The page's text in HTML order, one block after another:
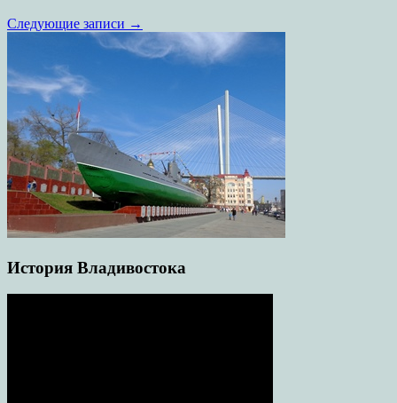
Следующие записи →
История Владивостока